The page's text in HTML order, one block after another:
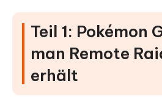
Teil 1: Pokémon
man Remote
erhält